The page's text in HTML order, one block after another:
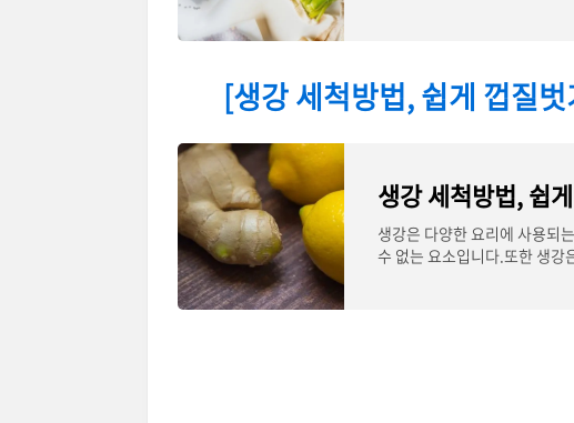
[생강 세척방법, 쉽게 껍질
생강은 다양한 요리에 사용되
수 없는 요소입니다.또한 생강